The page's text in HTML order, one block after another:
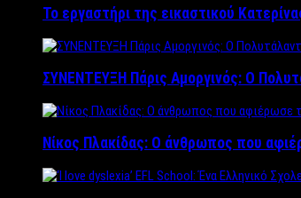
Το εργαστήρι της εικαστικού
ΣΥΝΕΝΤΕΥΞΗ Πάρις Αμοργινός: O
Νίκος Πλακίδας: O άνθρωπος που